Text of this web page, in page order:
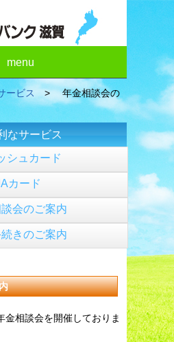
menu
ービス
> 年金相談会の
なサービス
シュカード
カード
会のご案内
きのご案内
金相談会を開催しておりま